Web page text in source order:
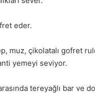
eder.
muz, çikolatalı gofret
yemeyi seviyor.
tereyağlı bar ve